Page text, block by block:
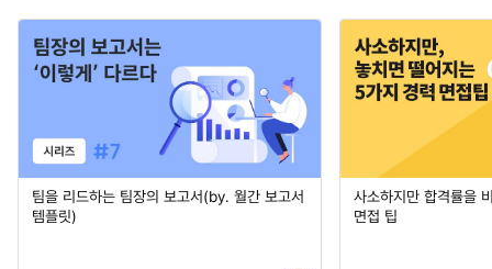
팀을 리드하는 팀장의 보고서(by. 월간 보고서
템플릿)
사소하지만 합격률을
면접 팁